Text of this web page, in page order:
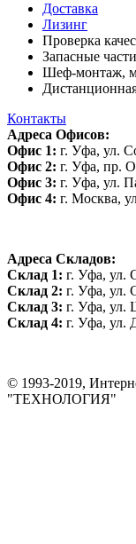
Доставка
Лизинг
Проверка
Запасные части
Шеф-монтаж,
Контакты
Адреса Офисов:
Офис 1: г. Уфа, ул.
Офис 2: г. Уфа, пр.
Офис 3: г. Уфа, ул.
Офис 4: г. Москва,
Адреса Складов:
Склад 1: г. Уфа, ул.
Склад 2: г. Уфа, ул.
Склад 3: г. Уфа, ул.
Склад 4: г. Уфа, ул.
© 1993-2019,
"ТЕХНОЛОГИЯ"